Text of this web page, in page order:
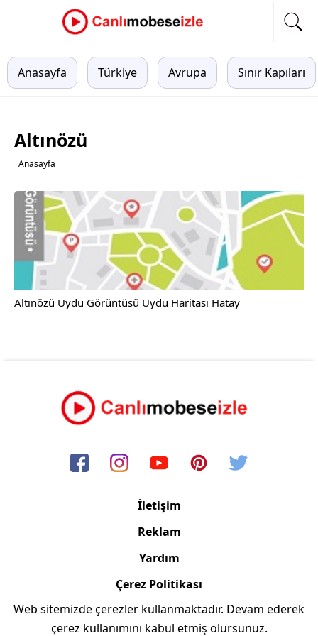
Anasayfa Türkiye Avrupa Sınır Kapıları
Altınözü
Anasayfa
Altınözü Uydu Görüntüsü Uydu Haritası Hatay
İletişim
Reklam
Yardım
Çerez Politikası
Copyright © 2006/2024 Canlimobeseizle.com
Web sitemizde çerezler kullanmaktadır. Devam ederek
çerez kullanımını kabul etmiş olursunuz.